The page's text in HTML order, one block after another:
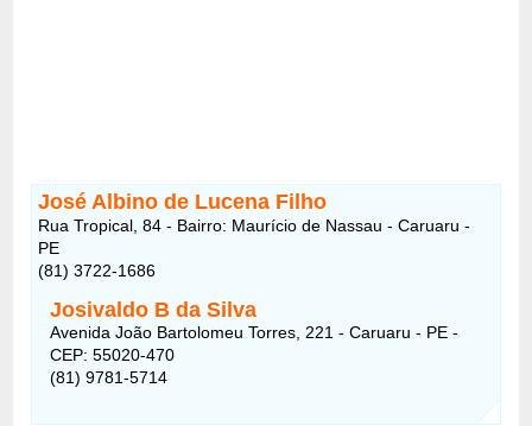
José Albino de Lucena Filho
Rua Tropical, 84 - Bairro: Maurício de Nassau - Caruaru -
PE
(81) 3722-1686
Josivaldo B da Silva
Avenida João Bartolomeu Torres, 221 - Caruaru - PE -
CEP: 55020-470
(81) 9781-5714